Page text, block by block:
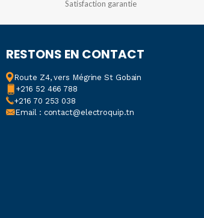
Satisfaction garantie
RESTONS EN CONTACT
Route Z4, vers Mégrine St Gobain
+216 52 466 788
+216 70 253 038
Email : contact@electroquip.tn